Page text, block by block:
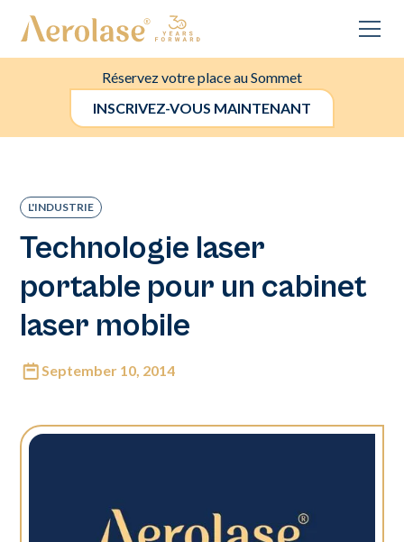
Réservez votre place au Sommet
INSCRIVEZ-VOUS MAINTENANT
L'INDUSTRIE
Technologie laser
portable pour un cabinet
laser mobile
September 10, 2014